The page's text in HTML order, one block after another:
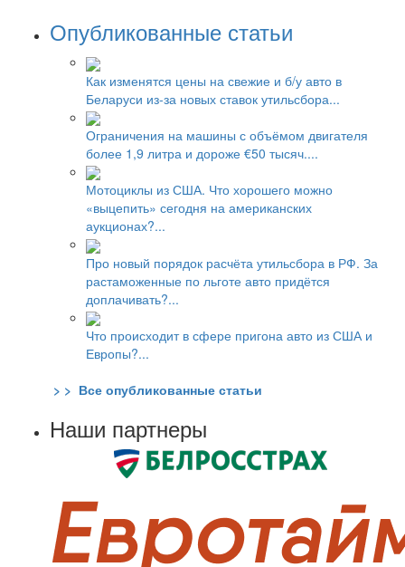
Опубликованные статьи
Как изменятся цены на свежие и б/у авто в
Беларуси из-за новых ставок утильсбора...
Ограничения на машины с объёмом двигателя
более 1,9 литра и дороже €50 тысяч....
Мотоциклы из США. Что хорошего можно
«выцепить» сегодня на американских
аукционах?...
Про новый порядок расчёта утильсбора в РФ. За
растаможенные по льготе авто придётся
доплачивать?...
Что происходит в сфере пригона авто из США и
Европы?...
> > Все опубликованные статьи
Наши партнеры